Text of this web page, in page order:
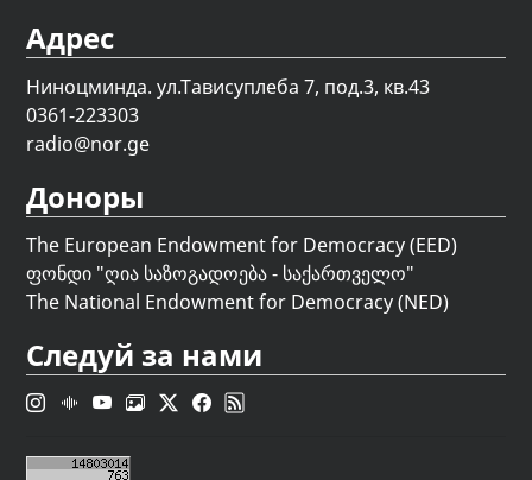
Адрес
Ниноцминда. ул.Тависуплеба 7, под.3, кв.43
0361-223303
radio@nor.ge
Доноры
The European Endowment for Democracy (EED)
ფონდი "ღია საზოგადოება - საქართველო"
The National Endowment for Democracy (NED)
Следуй за нами